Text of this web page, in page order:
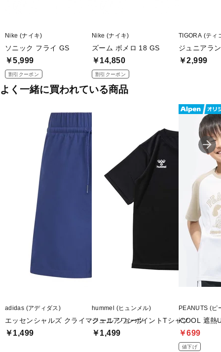
Nike (ナイキ)
ソニック フライ GS
￥5,999
割引クーポン
Nike (ナイキ)
ズーム ボメロ 18 GS
￥14,850
割引クーポン
TIGORA (ティ
ジュニアラ
￥2,999
よく一緒に買われている商品
adidas (アディダス)
エッセンシャルズ クライマクール ショーツ
￥1,499
hummel (ヒュンメル)
ジュニアワンポイントTシャツ
￥1,499
PEANUTS (ピ
iCOOL 遮熱
￥699
値下げ